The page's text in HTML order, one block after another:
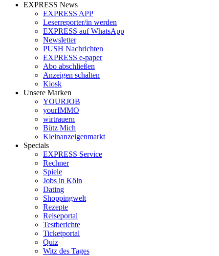
EXPRESS News
EXPRESS APP
Leserreporter/in werden
EXPRESS auf WhatsApp
Newsletter
PUSH Nachrichten
EXPRESS e-paper
Abo abschließen
Anzeigen schalten
Kiosk
Unsere Marken
YOURJOB
yourIMMO
wirtrauern
Bütz Mich
Kleinanzeigenmarkt
Specials
EXPRESS Service
Rechner
Spiele
Jobs in Köln
Dating
Shoppingwelt
Rezepte
Reiseportal
Testberichte
Ticketportal
Quiz
Witz des Tages